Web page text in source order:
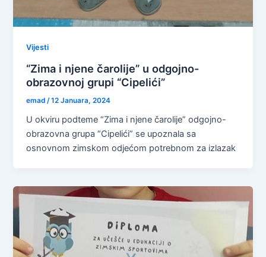
Vijesti
“Zima i njene čarolije” u odgojno-
obrazovnoj grupi “Cipelići”
emad /12 Januara, 2024
U okviru podteme “Zima i njene čarolije” odgojno-
obrazovna grupa “Cipelići” se upoznala sa
osnovnom zimskom odjećom potrebnom za izlazak